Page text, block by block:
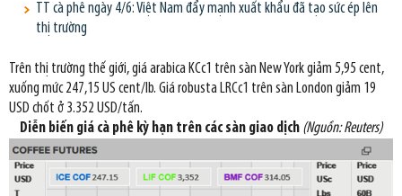
TT cà phê ngày 4/6: Việt Nam đẩy mạnh xuất khẩu đã tạo sức ép lên
thị trường
Trên thị trường thế giới, giá arabica KCc1 trên sàn New York giảm 5,95 cent,
xuống mức 247,15 US cent/lb. Giá robusta LRCc1 trên sàn London giảm 19
USD chốt ở 3.352 USD/tấn.
Diễn biến giá cà phê kỳ hạn trên các sàn giao dịch (Nguồn: Reuters)